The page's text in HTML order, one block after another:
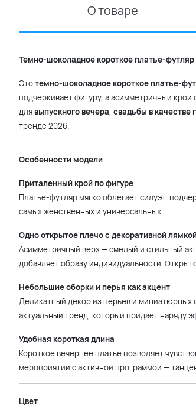
О товаре
Темно-шоколадное короткое платье-
Этотемно-шоколадное короткое платье-
подчеркивает фигуру, а асимметричный
для выпускного вечера, свадьбы в качестве
тренде 2026.
Особенности модели
Приталенный крой по фигуре
Платье-футляр мягко облегает силуэт,
самых женственных и универсальных.
Одно открытое плечо с декоративной
Асимметричный верх — смелый и стильный
добавляет образу индивидуальности.
Небольшие оборки и перья как акцент
Деликатный декор из перьев и миниатюрных
актуальный тренд, который придает наряду
Удобная короткая длина
Короткое вечернее платье позволяет
мероприятий с активной программой —
Цвет